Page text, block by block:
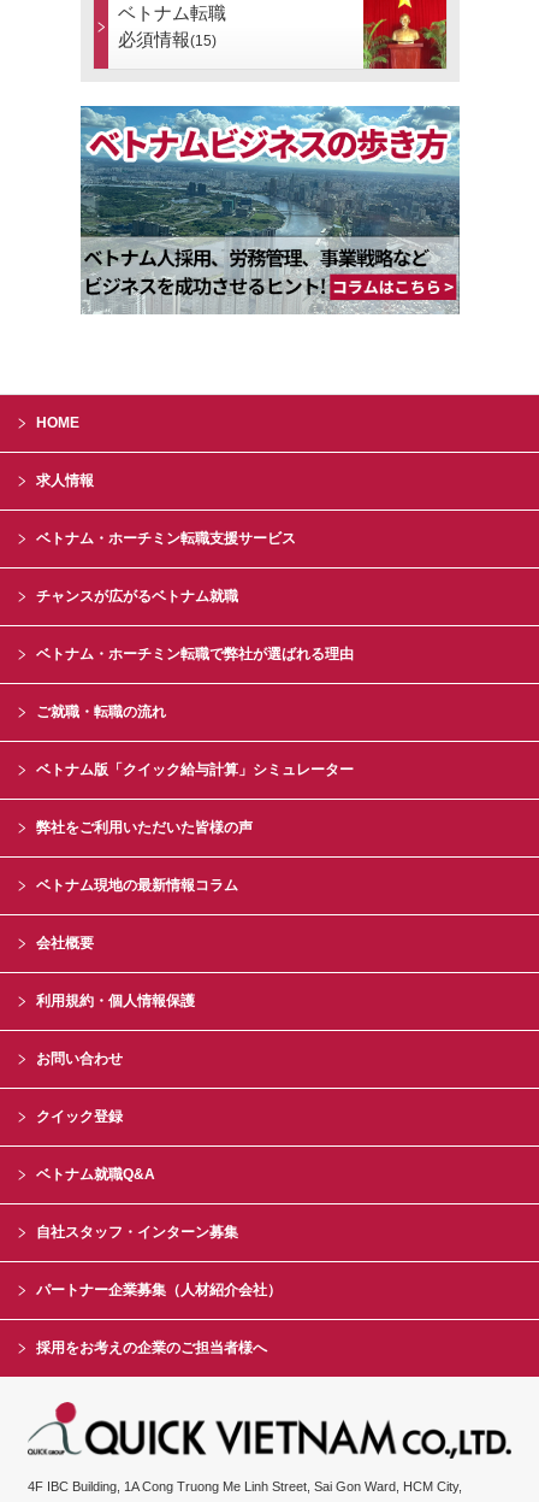
ベトナム転職
必須情報(15)
HOME
求人情報
ベトナム・ホーチミン転職支援サービス
チャンスが広がるベトナム就職
ベトナム・ホーチミン転職で弊社が選ばれる理由
ご就職・転職の流れ
ベトナム版「クイック給与計算」シミュレーター
弊社をご利用いただいた皆様の声
ベトナム現地の最新情報コラム
会社概要
利用規約・個人情報保護
お問い合わせ
クイック登録
ベトナム就職Q&A
自社スタッフ・インターン募集
パートナー企業募集（人材紹介会社）
採用をお考えの企業のご担当者様へ
4F IBC Building, 1A Cong Truong Me Linh Street, Sai Gon Ward, HCM City,